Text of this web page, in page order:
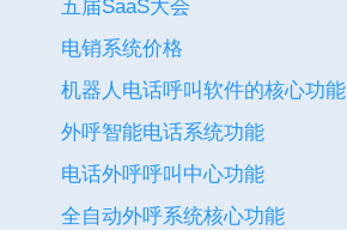
五届SaaS大会
电销系统价格
机器人电话呼叫软件的核心功能
外呼智能电话系统功能
电话外呼呼叫中心功能
全自动外呼系统核心功能